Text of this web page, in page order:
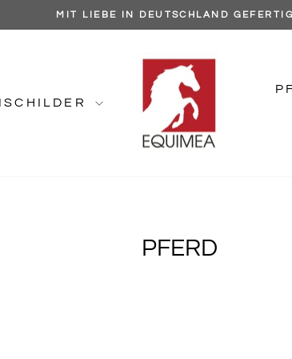
Pause
MIT LIEBE IN DEUTSCHLAND
PFERD